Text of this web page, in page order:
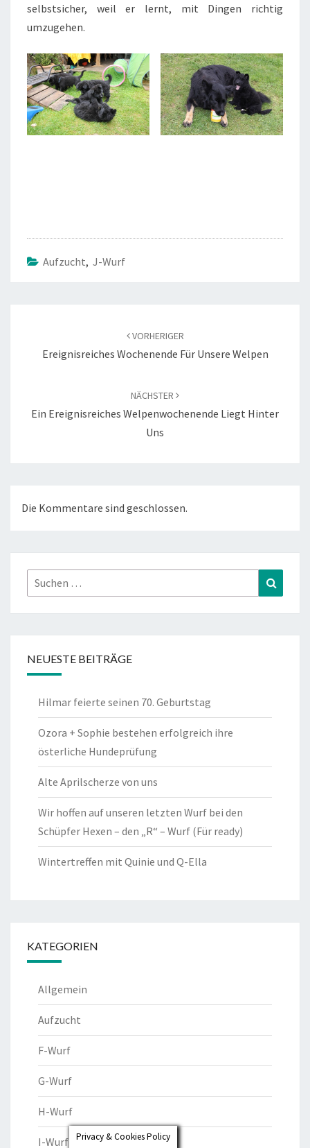
selbstsicher, weil er lernt, mit Dingen richtig
umzugehen.
Aufzucht, J-Wurf
VORHERIGER
Ereignisreiches Wochenende Für Unsere Welpen
NÄCHSTER
Ein Ereignisreiches Welpenwochenende Liegt Hinter
Uns
Die Kommentare sind geschlossen.
Suchen
nach:
NEUESTE BEITRÄGE
Hilmar feierte seinen 70. Geburtstag
Ozora + Sophie bestehen erfolgreich ihre
österliche Hundeprüfung
Alte Aprilscherze von uns
Wir hoffen auf unseren letzten Wurf bei den
Schüpfer Hexen – den „R“ – Wurf (Für ready)
Wintertreffen mit Quinie und Q-Ella
KATEGORIEN
Allgemein
Aufzucht
F-Wurf
G-Wurf
H-Wurf
I-Wurf Privacy & Cookies Policy